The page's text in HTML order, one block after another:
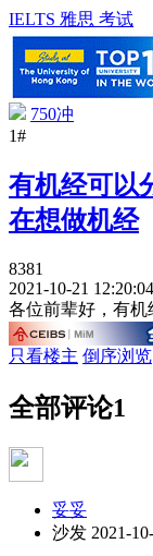
IELTS 雅思 考试
750冲
1#
有机经可以
在想做机经
8381
2021-10-21 12:20:04
各位前辈好，有机
只看楼主 倒序浏览
全部评论1
妥妥
沙发 2021-